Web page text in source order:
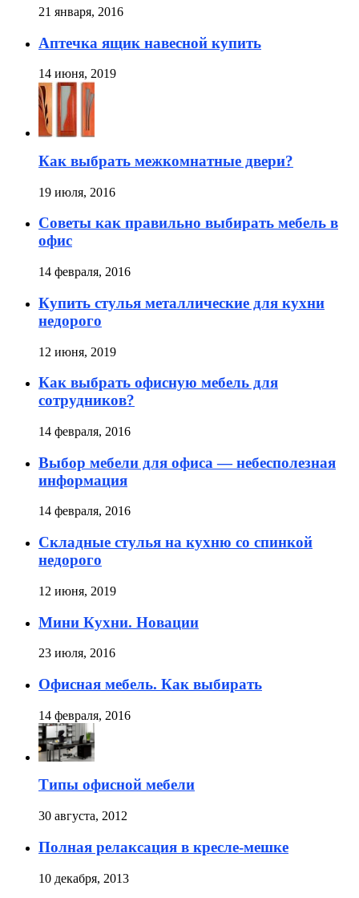
21 января, 2016
Аптечка ящик навесной купить
14 июня, 2019
Как выбрать межкомнатные двери?
19 июля, 2016
Советы как правильно выбирать мебель в
офис
14 февраля, 2016
Купить стулья металлические для кухни
недорого
12 июня, 2019
Как выбрать офисную мебель для
сотрудников?
14 февраля, 2016
Выбор мебели для офиса — небесполезная
информация
14 февраля, 2016
Складные стулья на кухню со спинкой
недорого
12 июня, 2019
Мини Кухни. Новации
23 июля, 2016
Офисная мебель. Как выбирать
14 февраля, 2016
Типы офисной мебели
30 августа, 2012
Полная релаксация в кресле-мешке
10 декабря, 2013